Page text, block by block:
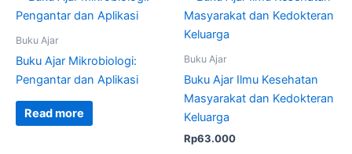
Buku Ajar
Buku Ajar Mikrobiologi:
Pengantar dan Aplikasi
Read more
Buku Ajar
Buku Ajar Ilmu Kesehatan
Masyarakat dan Kedokteran
Keluarga
Rp63.000